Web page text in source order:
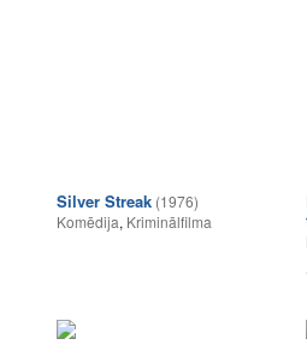
Silver Streak (1976)
Komēdija, Kriminālfilma